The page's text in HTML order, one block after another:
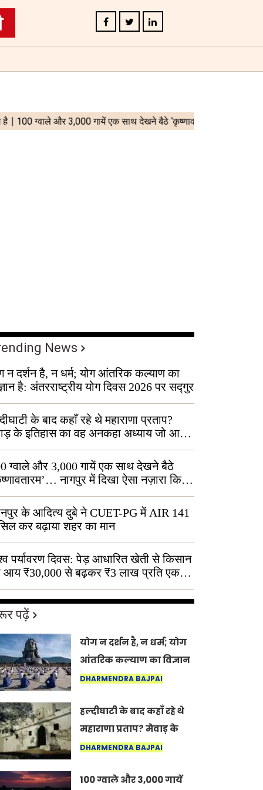
News
न दर्शन है, न धर्म; योग आंतरिक कल्याण का
है: अंतरराष्ट्रीय योग दिवस 2026 पर सद्गुर
के बाद कहाँ रहे थे महाराणा प्रताप?
के इतिहास का वह अनकहा अध्याय जो आज
में जीवित है
ग्वाले और 3,000 गायें एक साथ देखने बैठे
नागपुर में दिखा ऐसा नज़ारा कि
बोले, “ऐसा तो सिर्फ़ कृष्ण ही कर सकते हैं”
के आदित्य दुबे ने CUET-PG में AIR 141
कर बढ़ाया शहर का मान
पर्यावरण दिवस: पेड़ आधारित खेती से किसान
आय ₹30,000 से बढ़कर ₹3 लाख प्रति एकड़
पढ़ें
योग न दर्शन है, न धर्म; योग
आंतरिक कल्याण का विज्ञान
है: अंतरराष्ट्रीय योग दिवस
DHARMENDRA BAJPAI
हल्दीघाटी के बाद कहाँ रहे थे
महाराणा प्रताप? मेवाड़ के
इतिहास का वह अनकहा
में जीवित है
DHARMENDRA BAJPAI
100 ग्वाले और 3,000 गायें